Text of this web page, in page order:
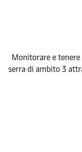
Monitorare e
serra di ambito 3